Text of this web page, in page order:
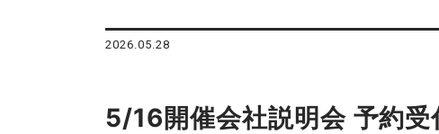
2026.05.28
5/16開催会社説明会 予約受